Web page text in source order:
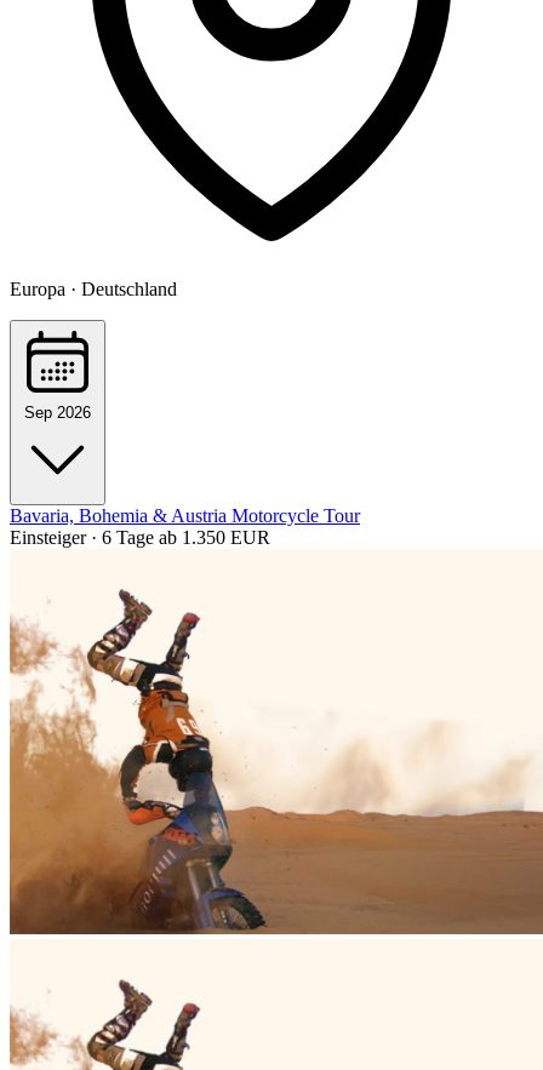
Europa · Deutschland
Sep 2026
Bavaria, Bohemia & Austria Motorcycle Tour
Einsteiger · 6 Tage ab 1.350 EUR